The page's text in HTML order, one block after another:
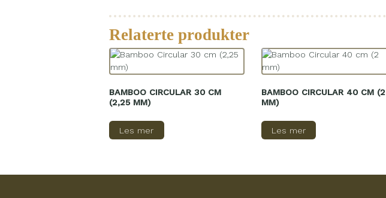
Relaterte produkter
BAMBOO CIRCULAR 30 CM
(2,25 MM)
Les mer
BAMBOO CIRCULAR 40 CM (2
MM)
Les mer